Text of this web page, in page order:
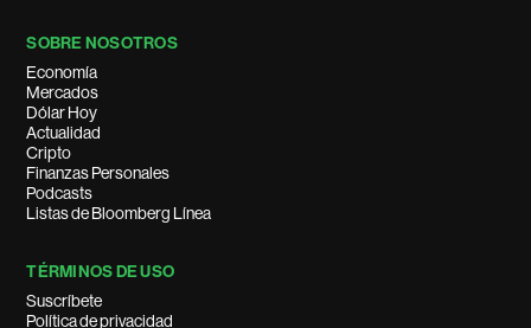
SOBRE NOSOTROS
Economía
Mercados
Dólar Hoy
Actualidad
Cripto
Finanzas Personales
Podcasts
Listas de Bloomberg Línea
TÉRMINOS DE USO
Suscríbete
Política de privacidad